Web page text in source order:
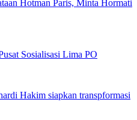
Hotman Paris, Minta Hormati
Sosialisasi Lima PO
Hakim siapkan transpformasi